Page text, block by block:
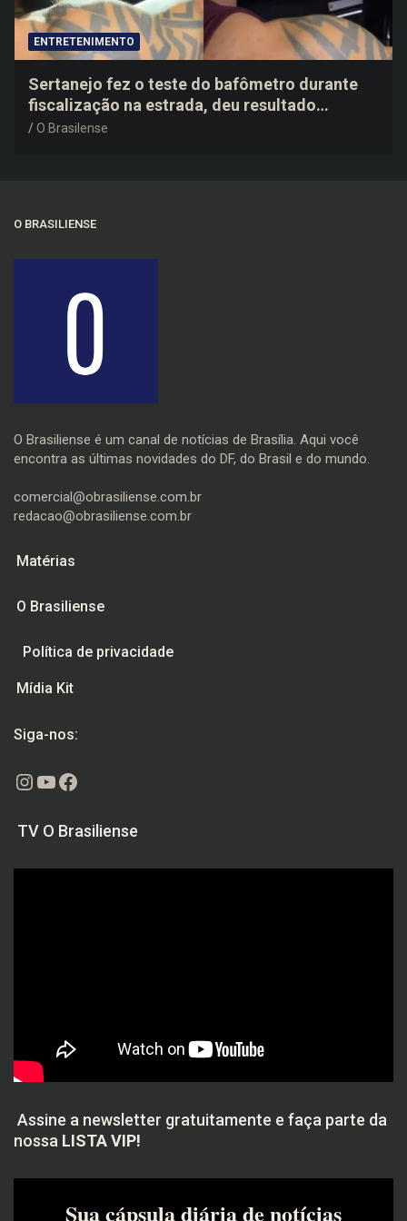
ENTRETENIMENTO
Sertanejo fez o teste do bafômetro durante
fiscalização na estrada, deu resultado
negativo e elogiou o trabalho dos agentes de
O Brasilense
O BRASILIENSE
O Brasiliense é um canal de notícias de Brasília. Aqui você
encontra as últimas novidades do DF, do Brasil e do mundo.
comercial@obrasiliense.com.br
redacao@obrasiliense.com.br
Matérias
O Brasiliense
Política de privacidade
Mídia Kit
Siga-nos:
Instagram
Youtube
Facebook
TV O Brasiliense
Assine a newsletter gratuitamente e faça parte da
nossa LISTA VIP!
Sua cápsula diária de notícias